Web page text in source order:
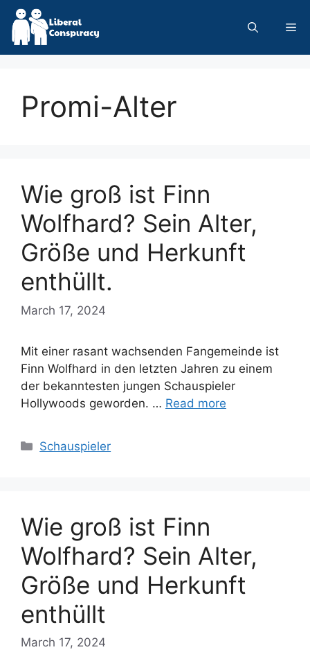
Skip
content
Promi-Alter
Wie groß ist Finn
Wolfhard? Sein Alter,
Größe und Herkunft
enthüllt.
March 17, 2024
Mit einer rasant wachsenden Fangemeinde ist
Finn Wolfhard in den letzten Jahren zu einem
der bekanntesten jungen Schauspieler
Hollywoods geworden. … Read more
Categories
Schauspieler
Wie groß ist Finn
Wolfhard? Sein Alter,
Größe und Herkunft
enthüllt
March 17, 2024